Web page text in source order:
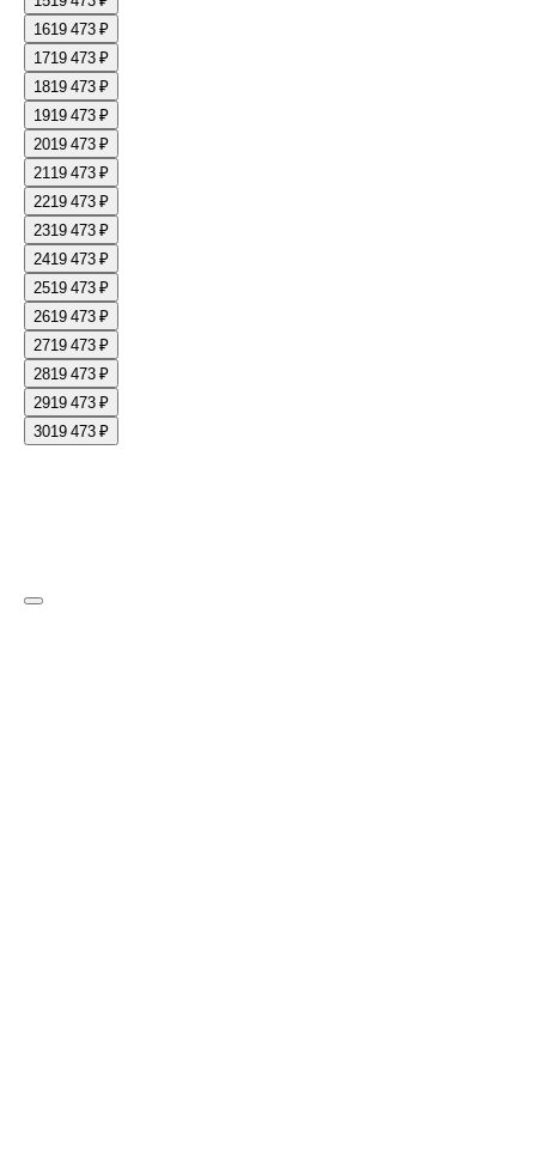
1619 473 ₽
1719 473 ₽
1819 473 ₽
1919 473 ₽
2019 473 ₽
2119 473 ₽
2219 473 ₽
2319 473 ₽
2419 473 ₽
2519 473 ₽
2619 473 ₽
2719 473 ₽
2819 473 ₽
2919 473 ₽
3019 473 ₽